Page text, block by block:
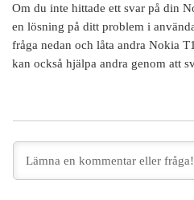
Om du inte hittade ett svar på din
en lösning på ditt problem i
fråga nedan och låta andra Nokia
kan också hjälpa andra genom att